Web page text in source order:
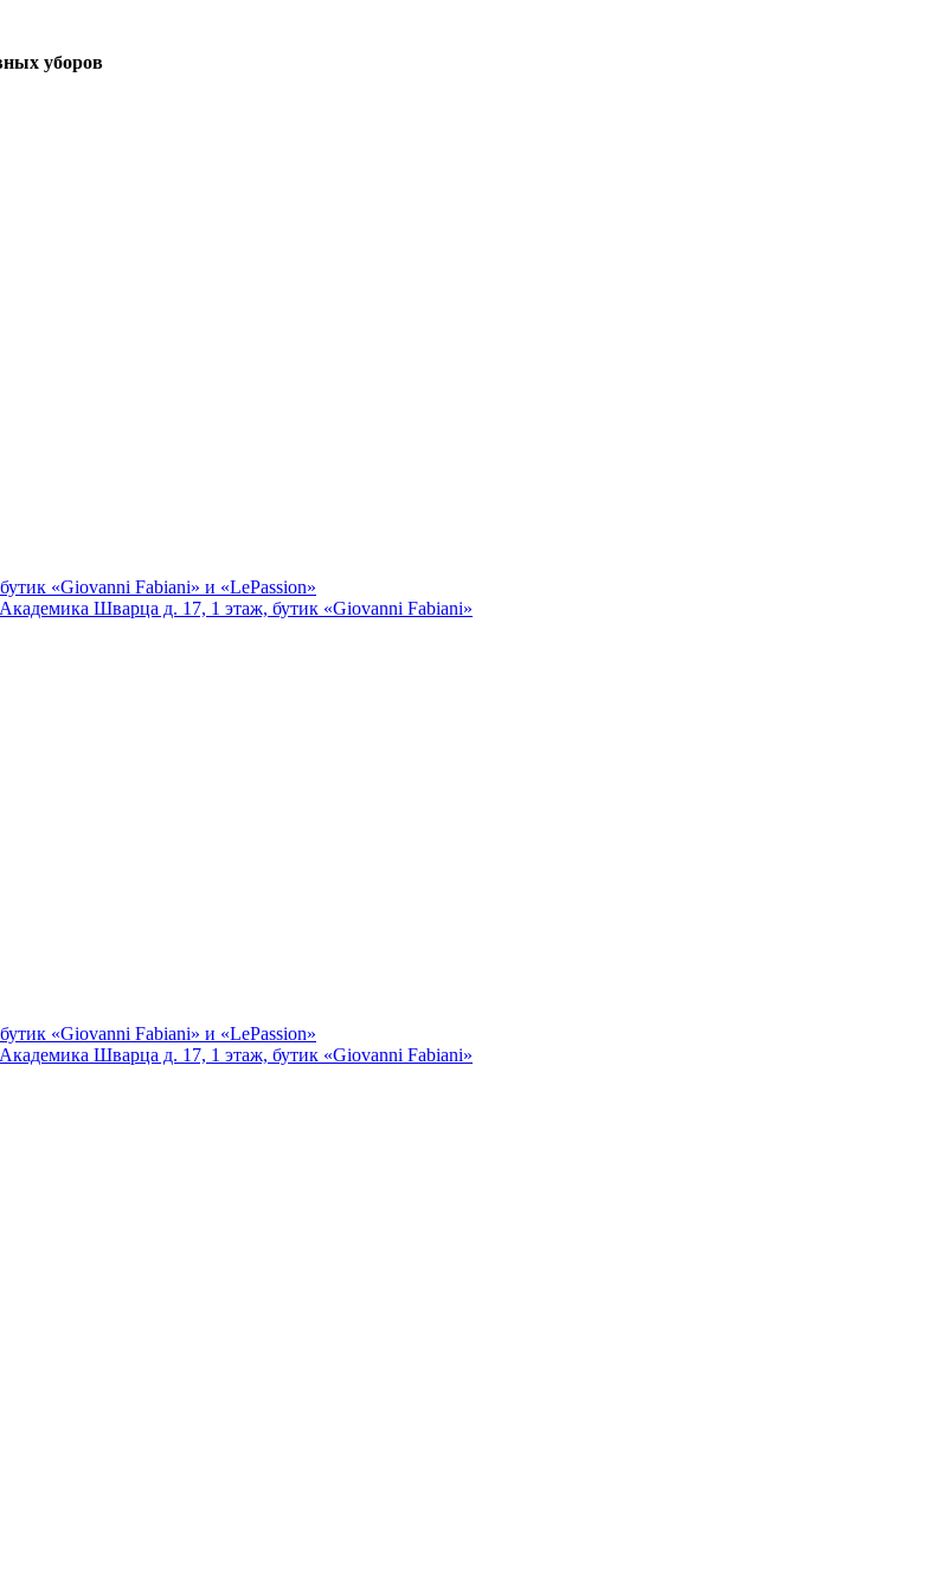
уборов
«Giovanni Fabiani» и «LePassion»
Шварца д. 17, 1 этаж, бутик «Giovanni Fabiani»
«Giovanni Fabiani» и «LePassion»
Шварца д. 17, 1 этаж, бутик «Giovanni Fabiani»